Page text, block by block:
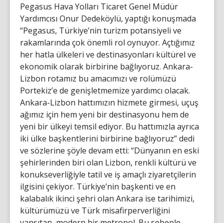
Pegasus Hava Yolları Ticaret Genel Müdür
Yardımcısı Onur Dedeköylü, yaptığı konuşmada
“Pegasus, Türkiye’nin turizm potansiyeli ve
rakamlarında çok önemli rol oynuyor. Açtığımız
her hatla ülkeleri ve destinasyonları kültürel ve
ekonomik olarak birbirine bağlıyoruz. Ankara-
Lizbon rotamız bu amacımızı ve rolümüzü
Portekiz’e de genişletmemize yardımcı olacak.
Ankara-Lizbon hattımızın hizmete girmesi, uçuş
ağımız için hem yeni bir destinasyonu hem de
yeni bir ülkeyi temsil ediyor. Bu hattımızla ayrıca
iki ülke başkentlerini birbirine bağlıyoruz” dedi
ve sözlerine şöyle devam etti: “Dünyanın en eski
şehirlerinden biri olan Lizbon, renkli kültürü ve
konukseverliğiyle tatil ve iş amaçlı ziyaretçilerin
ilgisini çekiyor. Türkiye’nin başkenti ve en
kalabalık ikinci şehri olan Ankara ise tarihimizi,
kültürümüzü ve Türk misafirperverliğini